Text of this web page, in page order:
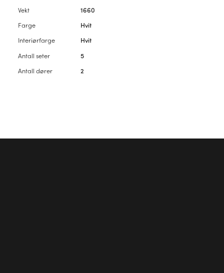
Vekt
1660
Farge
Hvit
Interiørfarge
Hvit
Antall seter
5
Antall dører
2